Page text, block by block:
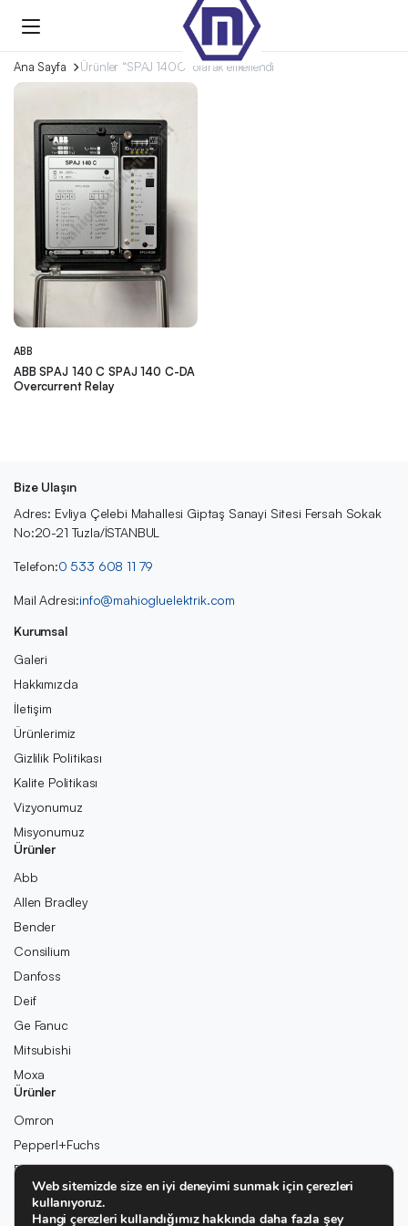
Ana Sayfa Ürünler “SPAJ 140C” olarak etiketlendi
ABB
ABB SPAJ 140 C SPAJ 140 C-DA
Overcurrent Relay
Bize Ulaşın
Adres: Evliya Çelebi Mahallesi Giptaş Sanayi Sitesi Fersah Sokak
No:20-21 Tuzla/İSTANBUL
Telefon:0 533 608 11 79
Mail Adresi:info@mahiogluelektrik.com
Kurumsal
Galeri
Hakkımızda
İletişim
Ürünlerimiz
Gizlilik Politikası
Kalite Politikası
Vizyonumuz
Misyonumuz
Ürünler
Abb
Allen Bradley
Bender
Consilium
Danfoss
Deif
Ge Fanuc
Mitsubishi
Moxa
Ürünler
Omron
Pepperl+Fuchs
Pilz
Rexroth
Rolls-Royce
Web sitemizde size en iyi deneyimi sunmak için çerezleri
kullanıyoruz.
Hangi çerezleri kullandığımız hakkında daha fazla şey